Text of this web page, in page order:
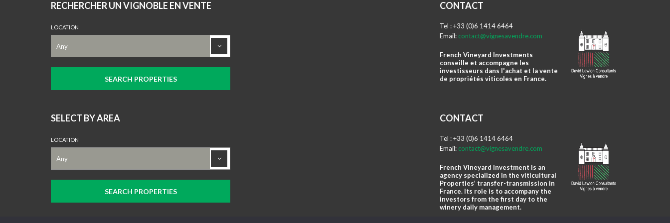
RECHERCHER UN VIGNOBLE EN VENTE
LOCATION
SELECT BY AREA
LOCATION
CONTACT
Tel : +33 (0)6 1414 6464
Email: contact@vignesavendre.com
French Vineyard Investments
conseille et accompagne les
investisseurs dans l'achat et la vente
de propriétés viticoles en France.
CONTACT
Tel : +33 (0)6 1414 6464
Email: contact@vignesavendre.com
French Vineyard Investment is an
agency specialized in the viticultural
Properties’ transfer-transmission in
France. Its role is to accompany the
investors from the first day to the
winery daily management.